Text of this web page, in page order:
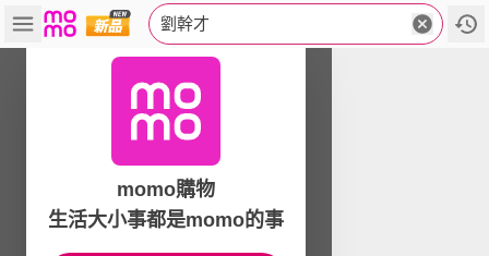
劉幹才
momo購物
生活大小事都是momo的事